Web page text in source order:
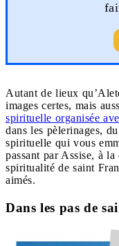
Autant de lieux
images certes, mais
spirituelle organisée
dans les pèlerinages,
spirituelle qui vous
passant par Assise, à
spiritualité de saint
aimés.
Dans les pas de